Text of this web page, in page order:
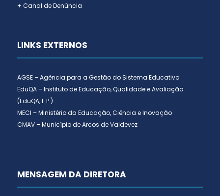
+ Canal de Denúncia
LINKS EXTERNOS
AGSE – Agência para a Gestão do Sistema Educativo
EduQA – Instituto de Educação, Qualidade e Avaliação
(EduQA, I. P.)
MECI – Ministério da Educação, Ciência e Inovação
CMAV – Município de Arcos de Valdevez
MENSAGEM DA DIRETORA